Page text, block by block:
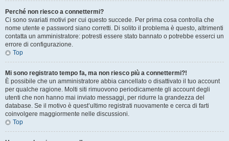
Perché non riesco a connettermi?
Ci sono svariati motivi per cui questo succede. Per prima cosa controlla che
nome utente e password siano corretti. Di solito il problema è questo, altrimenti
contatta un amministratore: potresti essere stato bannato o potrebbe esserci un
errore di configurazione.
Top
Mi sono registrato tempo fa, ma non riesco più a connettermi?!
È possibile che un amministratore abbia cancellato o disattivato il tuo account
per qualche ragione. Molti siti rimuovono periodicamente gli account degli
utenti che non hanno mai inviato messaggi, per ridurre la grandezza del
database. Se il motivo è quest’ultimo registrati nuovamente e cerca di farti
coinvolgere maggiormente nelle discussioni.
Top